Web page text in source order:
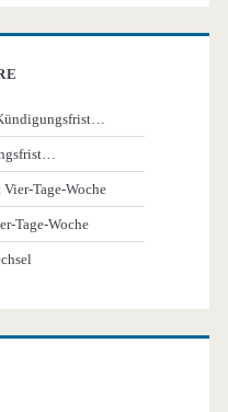
Tage-Woche
Tage-Woche